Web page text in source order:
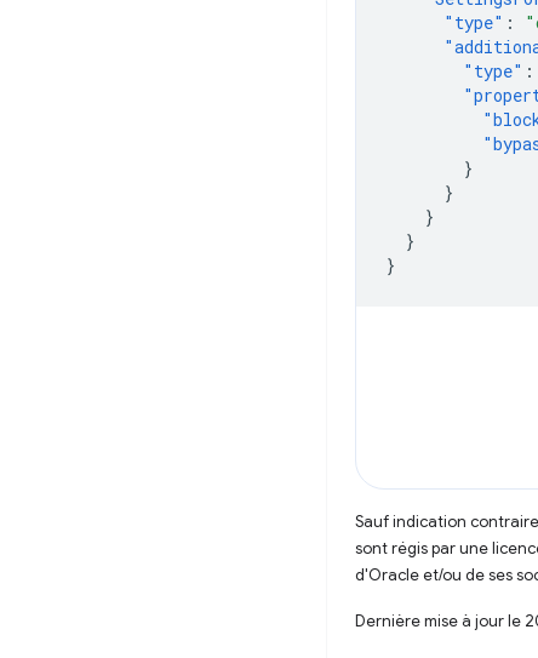
"type" :
"type" :
}
}
}
}
}
Sauf indication
sont régis par une
d'Oracle et/ou de ses
Dernière mise à jour le